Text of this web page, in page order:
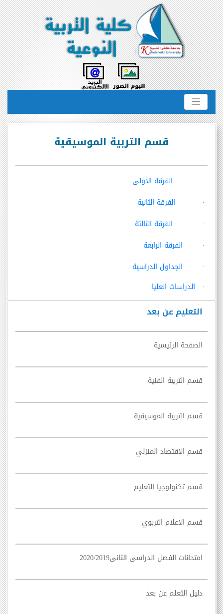
التعليم عن بعد
الصفحة الرئيسية
قسم التربية الفنية
قسم التربية الموسيقية
قسم الاقتصاد المنزلي
قسم تكنولوجيا التعليم
قسم الاعلام التربوي
امتحانات الفصل الدراسى الثانى2020/2019
دليل التعلم عن بعد
قسم التربية الموسيقية
·
الفرقة الأولى
·
الفرقة الثانية
·
الفرقة الثالثة
·
الفرقة الرابعة
·
الجداول الدراسية
· الدراسات العليا